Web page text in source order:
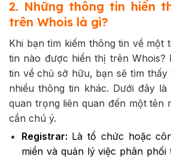
2. Những thông tin hiển
trên Whois là gì?
Khi bạn tìm kiếm thông tin về một
tin nào được hiển thị trên Whois?
tin về chủ sở hữu, bạn sẽ tìm thấy
nhiều thông tin khác. Dưới đây
quan trọng liên quan đến một tên
cần chú ý.
Registrar: Là tổ chức hoặc
miền và quản lý việc phân phối